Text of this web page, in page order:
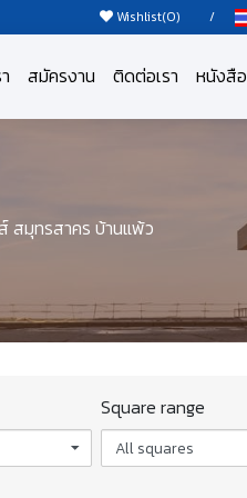
Wishlist(0) /
สมัครงาน ติดต่อเรา หนังสือ
สมุทรสาคร บ้านแพ้ว
Square range
All squares